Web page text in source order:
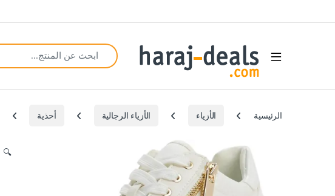
Open
Search for:
الرئيسية الأزياء الأزياء الرجالية أحذية
🔍